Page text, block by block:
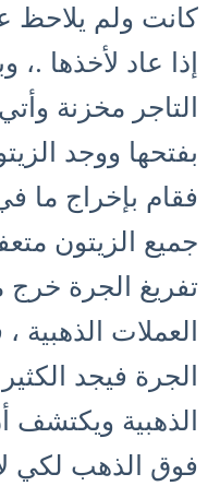
كانت ولم يلاحظ
إذا عاد لأخذها .،
التاجر مخزنة
بفتحها ووجد
فقام بإخراج ما
جميع الزيتون
تفريغ الجرة
العملات الذهبية
الجرة فيجد
الذهبية ويكتشف
فوق الذهب لكي